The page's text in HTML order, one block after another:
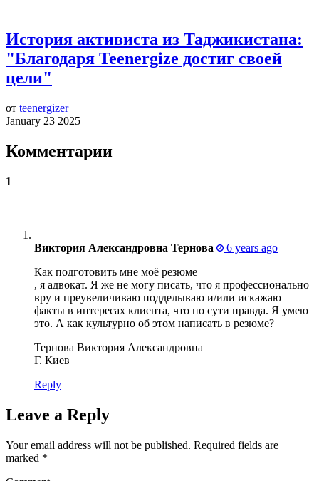
История активиста из Таджикистана:
"Благодаря Teenergize достиг своей
цели"
от teenergizer
January 23 2025
Комментарии
1
Виктория Александровна Тернова
6 years ago
Как подготовить мне моё резюме
, я адвокат. Я же не могу писать, что я профессионально
вру и преувеличиваю подделываю и/или искажаю
факты в интересах клиента, что по сути правда. Я умею
это. А как культурно об этом написать в резюме?
Тернова Виктория Александровна
Г. Киев
Reply
Leave a Reply
Your email address will not be published. Required fields are
marked *